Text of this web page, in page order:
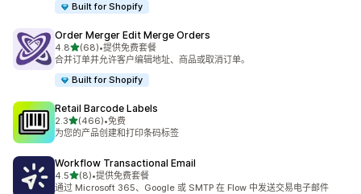
Built for Shopify
Order Merger Edit Merge Orders
4.8星（满分 5 星）
(68)
总共 68 条评论
•提供免费套餐
合并订单并允许客户编辑地址、商品或取消订单。
Built for Shopify
Retail Barcode Labels
2.3星（满分 5 星）
(466)
总共 466 条评论
•免费
为您的产品创建和打印条码标签
Workflow Transactional Email
4.5星（满分 5 星）
(8)
总共 8 条评论
•提供免费套餐
通过 Microsoft 365、Google 或 SMTP 在 Flow 中发送交易电子邮件